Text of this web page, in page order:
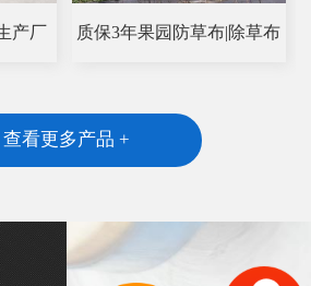
产厂 质保3年果园防草布|除草布
查看更多产品 +